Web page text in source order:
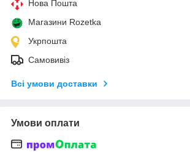
Нова Пошта
Магазини Rozetka
Укрпошта
Самовивіз
Всі умови доставки
Умови оплати